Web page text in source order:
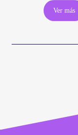
Ver más